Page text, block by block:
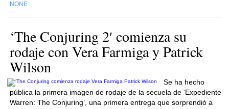
NONE
‘The Conjuring 2′ comienza su
rodaje con Vera Farmiga y Patrick
Wilson
Se ha hecho
pública la primera imagen de rodaje de la secuela de ‘Expediente
Warren: The Conjuring’, una primera entrega que sorprendió a